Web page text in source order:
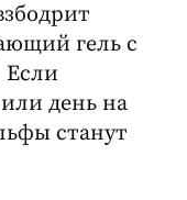
гель с
Если
день на
станут